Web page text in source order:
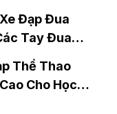
Đạp Đua
Tay Đua
Cao
Thể Thao
Cho Học